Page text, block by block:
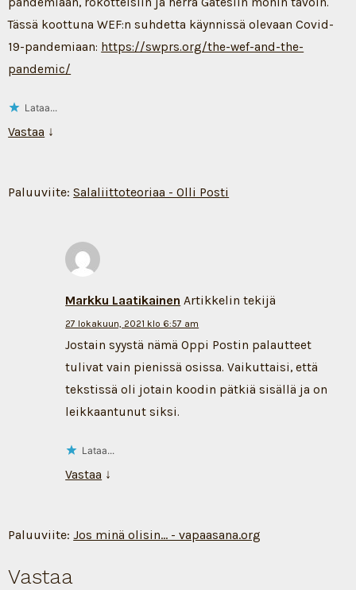
Tässä koottuna WEF:n suhdetta käynnissä olevaan Covid-
19-pandemiaan: https://swprs.org/the-wef-and-the-
pandemic/
Lataa...
Vastaa ↓
Paluuviite:Salaliittoteoriaa - Olli Posti
Markku Laatikainen Artikkelin tekijä
27 lokakuun, 2021 klo 6:57 am
Jostain syystä nämä Oppi Postin palautteet
tulivat vain pienissä osissa. Vaikuttaisi, että
tekstissä oli jotain koodin pätkiä sisällä ja on
leikkaantunut siksi.
Lataa...
Vastaa ↓
Paluuviite:Jos minä olisin... - vapaasana.org
Vastaa